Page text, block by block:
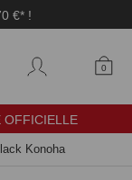
€* !
0
OFFICIELLE
Konoha